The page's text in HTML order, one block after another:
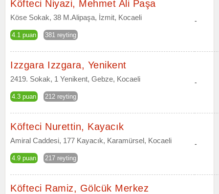
Köfteci Niyazi, Mehmet Ali Paşa
Köse Sokak, 38 M.Alipaşa, İzmit, Kocaeli
4.1 puan 381 reyting
-
Izzgara Izzgara, Yenikent
2419. Sokak, 1 Yenikent, Gebze, Kocaeli
4.3 puan 212 reyting
-
Köfteci Nurettin, Kayacık
Amiral Caddesi, 177 Kayacık, Karamürsel, Kocaeli
4.9 puan 217 reyting
-
Köfteci Ramiz, Gölcük Merkez